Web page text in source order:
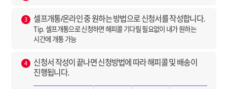
3 셀프개통/온라인 중 원하는 방법으로 신청서를 작성합니다.
Tip. 셀프개통으로 신청하면 해피콜 기다릴 필요없이 내가 원하는
시간에 개통 가능
4
신청서 작성이 끝나면 신청방법에 따라 해피콜 및 배송이
진행됩니다.